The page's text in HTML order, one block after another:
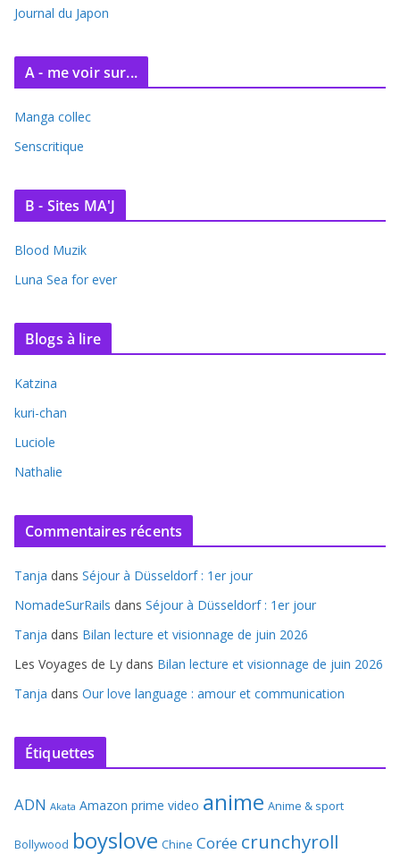
Journal du Japon
A - me voir sur...
Manga collec
Senscritique
B - Sites MA'J
Blood Muzik
Luna Sea for ever
Blogs à lire
Katzina
kuri-chan
Luciole
Nathalie
Commentaires récents
Tanja dans Séjour à Düsseldorf : 1er jour
NomadeSurRails dans Séjour à Düsseldorf : 1er jour
Tanja dans Bilan lecture et visionnage de juin 2026
Les Voyages de Ly dans Bilan lecture et visionnage de juin 2026
Tanja dans Our love language : amour et communication
Étiquettes
ADN Akata Amazon prime video anime Anime & sport
Bollywood boyslove Chine Corée crunchyroll